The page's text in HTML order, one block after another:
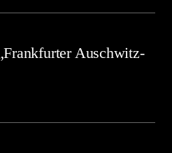
Auschwitz-